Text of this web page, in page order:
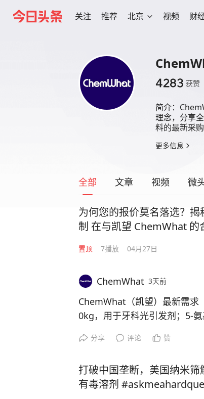
关注 推荐 北京 视频 财
4283 获赞
简介：
理念，分享
料的最新采购
更多信息
全部 文章 视频 微
为何您的报价莫名落选？
制 在与凯望 ChemWhat 的
最终胜出的不是贵司？是因
模或性质，而是基于一套严
置顶 7播放 04月27日
ChemWhat 3天前
ChemWhat（凯望）最新需求
0kg，用于牙科光引发剂；5-
1-75-3；硫酸肼15N2 CAS
众号：chemwhatxin，也可
分享 评论 赞
打破中国垄断，美国纳米
有毒溶剂